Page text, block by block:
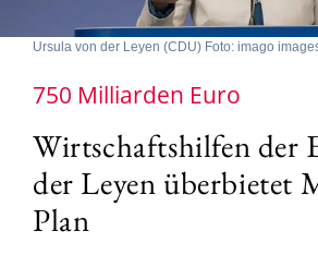
Ursula von der Leyen (CDU) Foto: imago
750 Milliarden Euro
Wirtschaftshilfen der
der Leyen überbietet
Plan